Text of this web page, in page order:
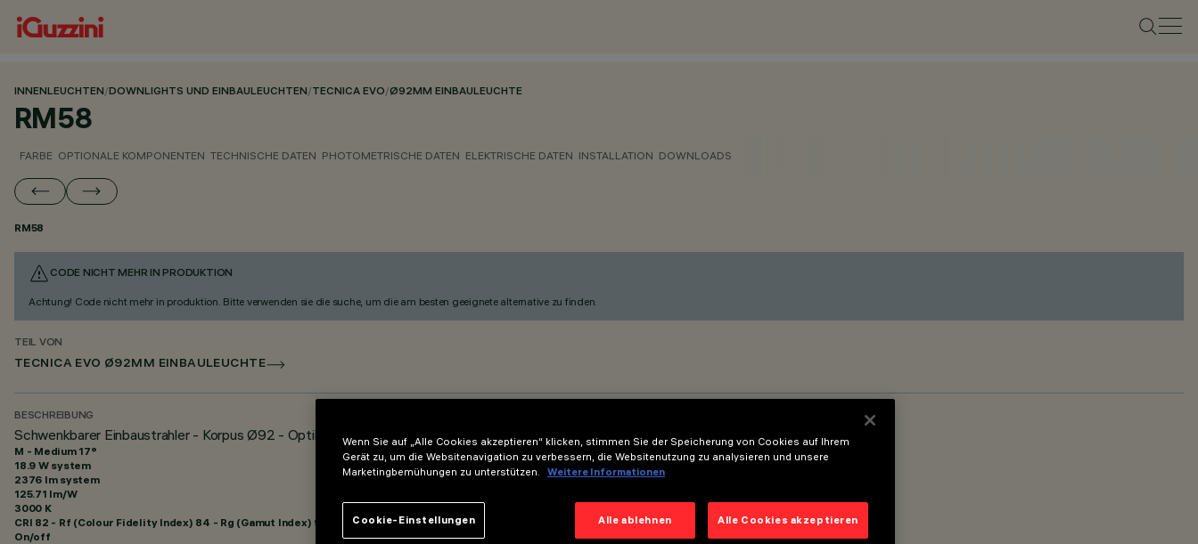
INNENLEUCHTEN/DOWNLIGHTS UND EINBAULEUCHTEN/TECNICA EVO/Ø92MM EINBAULEUCHTE
RM58
FARBE OPTIONALE KOMPONENTEN TECHNISCHE DATEN PHOTOMETRISCHE DATEN ELEKTRISCHE DATEN INSTALLATION DOWNLOADS
RM58
CODE NICHT MEHR IN PRODUKTION
Achtung! Code nicht mehr in produktion. Bitte verwenden sie die suche, um die am besten geeignete alternative zu finden.
TEIL VON
TECNICA EVO Ø92MM EINBAULEUCHTE
BESCHREIBUNG
Schwenkbarer Einbaustrahler - Korpus Ø92 - Optik Medium
M - Medium 17°
18.9 W system
2376 lm system
125.71 lm/W
3000 K
CRI 82 - Rf (Colour Fidelity Index) 84 - Rg (Gamut Index) 95
On/off
Wenn Sie auf „Alle Cookies akzeptieren“ klicken, stimmen Sie der Speicherung von Cookies auf Ihrem
Gerät zu, um die Websitenavigation zu verbessern, die Websitenutzung zu analysieren und unsere
Marketingbemühungen zu unterstützen.
Weitere Informationen
Alle ablehnen Alle Cookies akzeptieren
Cookie-Einstellungen